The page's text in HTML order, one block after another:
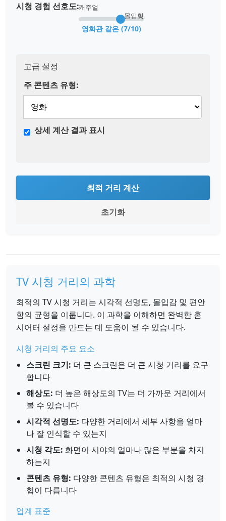
시청 경험 선호도:캐주얼
몰입형
영화관 같은 (7/10)
고급 설정
주 콘텐츠 유형:
상세 계산 결과 표시
최적 거리 계산
초기화
TV 시청 거리의 과학
최적의 TV 시청 거리는 시각적 선명도, 몰입감 및 편안
함의 균형을 이룹니다. 이 과학을 이해하면 완벽한 홈
시어터 설정을 만드는 데 도움이 될 수 있습니다.
시청 거리의 주요 요소
스크린 크기: 더 큰 스크린은 더 큰 시청 거리를 요구
합니다
해상도: 더 높은 해상도의 TV는 더 가까운 거리에서
볼 수 있습니다
시각적 선명도: 다양한 거리에서 세부 사항을 얼마
나 잘 인식할 수 있는지
시청 각도: 화면이 시야의 얼마나 많은 부분을 차지
하는지
콘텐츠 유형: 다양한 콘텐츠 유형은 최적의 시청 경
험이 다릅니다
업계 표준